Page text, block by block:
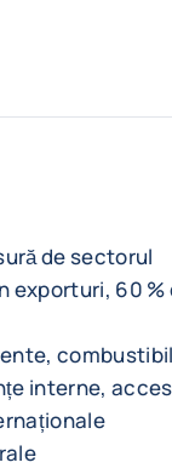
de sectorul
exporturi, 60 %
interne, acces